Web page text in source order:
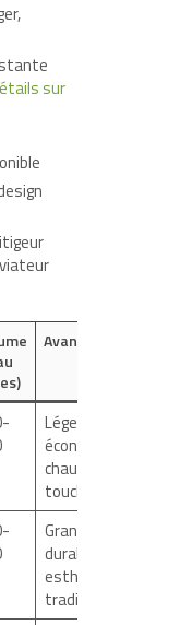
sur
Avantages
Léger,
économique,
chaud au
toucher
Grande
durabilité,
esthétique
traditionnelle